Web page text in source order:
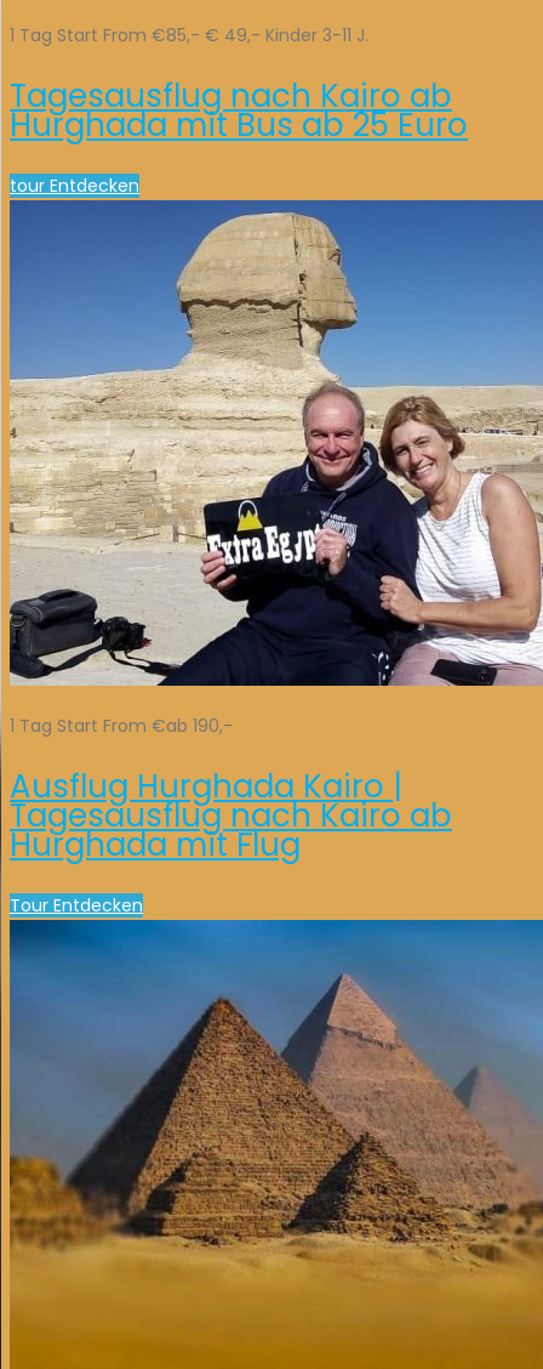
1 Tag Start From €85,- € 49,- Kinder 3-11 J.
Tagesausflug nach Kairo ab
Hurghada mit Bus ab 25 Euro
tour Entdecken
1 Tag Start From €ab 190,-
Ausflug Hurghada Kairo |
Tagesausflug nach Kairo ab
Hurghada mit Flug
Tour Entdecken